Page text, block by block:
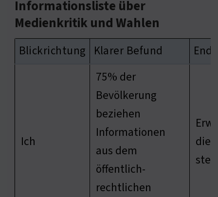
Informationsliste über
Medienkritik und Wahlen
Blickrichtung Klarer Befund
Ich
75% der
Bevölkerung
beziehen
Informationen
aus dem
öffentlich-
rechtlichen
die